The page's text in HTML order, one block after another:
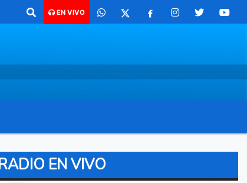
362 4879579 Radio argentina 89.3 Mhz Catamarca 436
EN VIVO
EN VIVO